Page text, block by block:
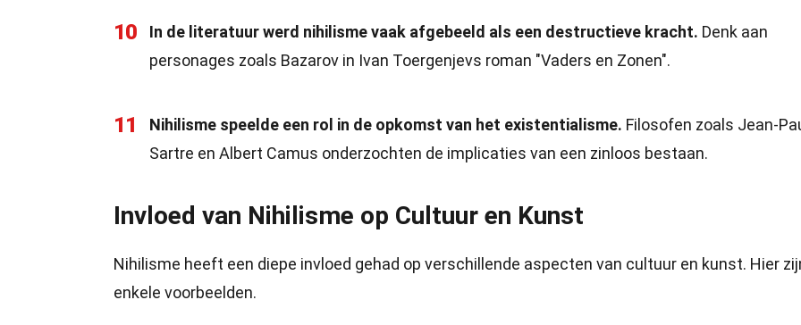
10 In de literatuur werd nihilisme vaak afgebeeld als een destructieve kracht. Denk aan
personages zoals Bazarov in Ivan Toergenjevs roman "Vaders en Zonen".
11 Nihilisme speelde een rol in de opkomst van het existentialisme. Filosofen zoals Jean-
Sartre en Albert Camus onderzochten de implicaties van een zinloos bestaan.
Invloed van Nihilisme op Cultuur en Kunst
Nihilisme heeft een diepe invloed gehad op verschillende aspecten van cultuur en kunst. Hier
enkele voorbeelden.